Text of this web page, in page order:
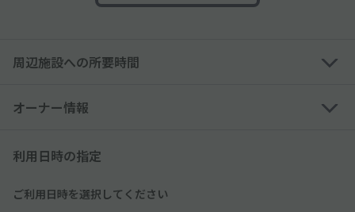
ご協力宜しくお願い致します
周辺施設への所要時間
オーナー情報
利用日時の指定
ご利用日時を選択してください